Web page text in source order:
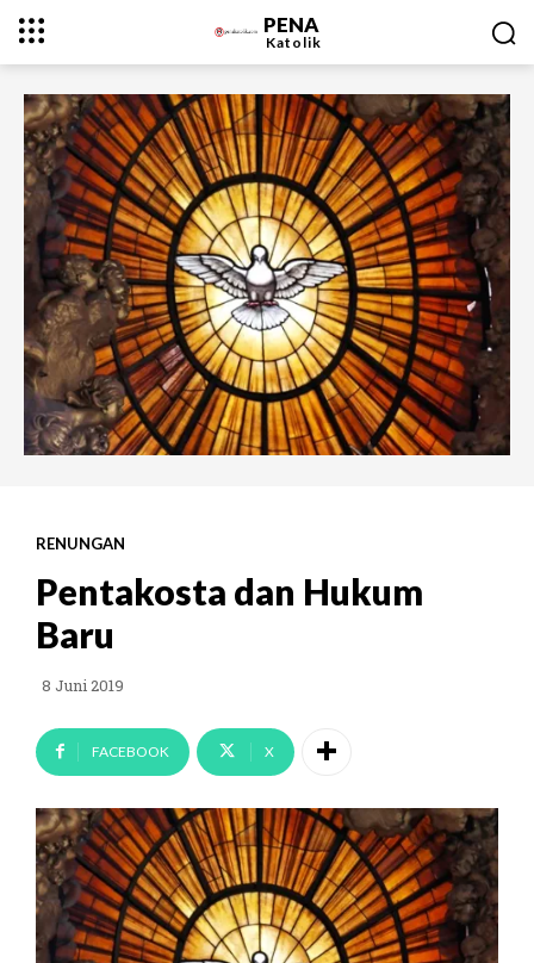
PENA
Katolik
RENUNGAN
Pentakosta dan Hukum
Baru
8 Juni 2019
FACEBOOK X